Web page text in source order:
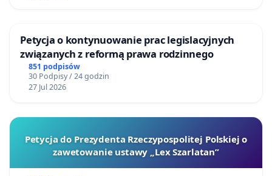
Petycja o kontynuowanie prac legislacyjnych
związanych z reformą prawa rodzinnego
851 podpisów
30 Podpisy / 24 godzin
27 Jul 2026
Petycja do Prezydenta Rzeczypospolitej Polskiej o
zawetowanie ustawy „Lex Szarlatan”